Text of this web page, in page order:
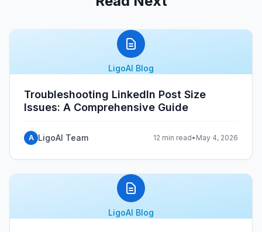
LigoAI Blog
Troubleshooting LinkedIn Post Size
Issues: A Comprehensive Guide
A LigoAI Team 12 min read• May 4, 2026
LigoAI Blog